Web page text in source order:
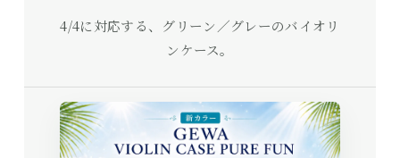
4/4に対応する、グリーン／グレーのバイオリ
ンケース。